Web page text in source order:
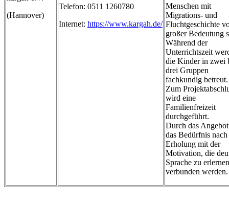
(Hannover)
Telefon: 0511 1260780
Internet: https://www.kargah.de/
Menschen mit
Migrations- und
Fluchtgeschichte
großer Bedeutung
Während der
Unterrichtszeit
die Kinder in zwei
drei Gruppen
fachkundig betreut.
Zum
wird eine
Familienfreizeit
durchgeführt.
Durch das
das Bedürfnis nach
Erholung mit der
Motivation, die
Sprache zu
verbunden werden.